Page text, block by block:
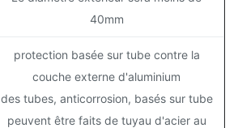
40mm
protection basée sur tube contre la
couche externe d'aluminium
des tubes, anticorrosion, basés sur tube
peuvent être faits de tuyau d'acier au